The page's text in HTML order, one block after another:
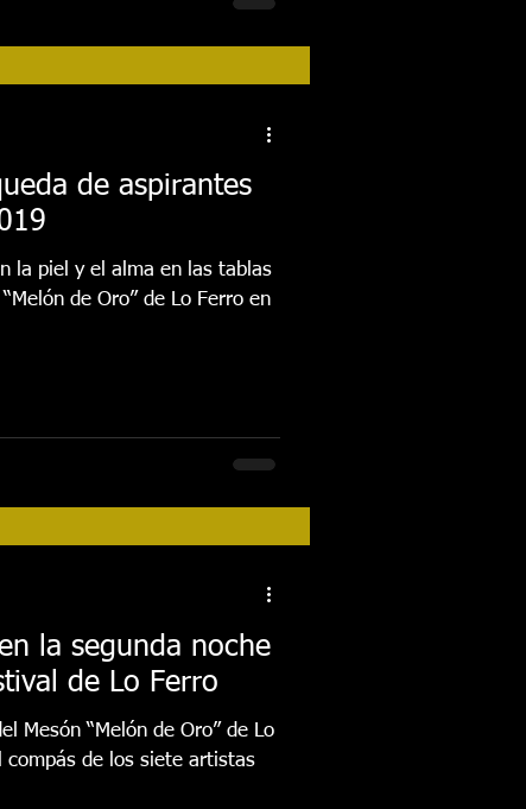
de aspirantes
la piel y el alma en las tablas
de Oro” de Lo Ferro en
la segunda noche
de Lo Ferro
Mesón “Melón de Oro” de Lo
compás de los siete artistas